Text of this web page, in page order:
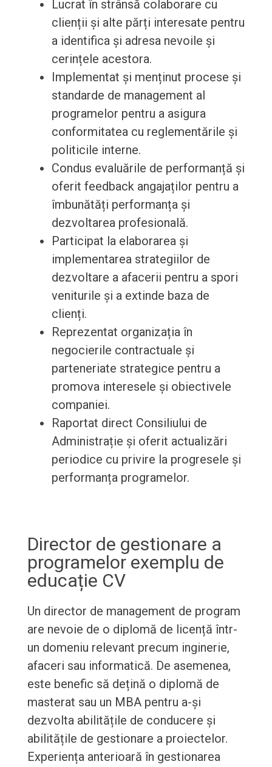
Lucrat în strânsă colaborare cu
clienții și alte părți interesate pentru
a identifica și adresa nevoile și
cerințele acestora.
Implementat și menținut procese și
standarde de management al
programelor pentru a asigura
conformitatea cu reglementările și
politicile interne.
Condus evaluările de performanță și
oferit feedback angajaților pentru a
îmbunătăți performanța și
dezvoltarea profesională.
Participat la elaborarea și
implementarea strategiilor de
dezvoltare a afacerii pentru a spori
veniturile și a extinde baza de
clienți.
Reprezentat organizația în
negocierile contractuale și
parteneriate strategice pentru a
promova interesele și obiectivele
companiei.
Raportat direct Consiliului de
Administrație și oferit actualizări
periodice cu privire la progresele și
performanța programelor.
Director de gestionare a
programelor exemplu de
educație CV
Un director de management de program
are nevoie de o diplomă de licență într-
un domeniu relevant precum inginerie,
afaceri sau informatică. De asemenea,
este benefic să dețină o diplomă de
masterat sau un MBA pentru a-și
dezvolta abilitățile de conducere și
abilitățile de gestionare a proiectelor.
Experiența anterioară în gestionarea